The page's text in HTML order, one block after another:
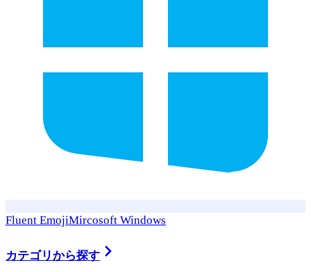
Fluent EmojiMircosoft Windows
カテゴリから探す